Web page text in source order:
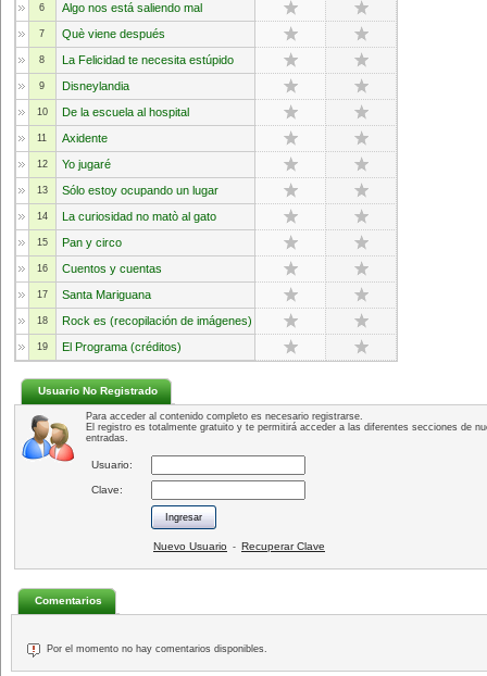
6 Algo nos está saliendo mal
7 Què viene después
8 La Felicidad te necesita estúpido
9 Disneylandia
10 De la escuela al hospital
11 Axidente
12 Yo jugaré
13 Sólo estoy ocupando un lugar
14 La curiosidad no matò al gato
15 Pan y circo
16 Cuentos y cuentas
17 Santa Mariguana
18 Rock es (recopilación de imágenes)
19 El Programa (créditos)
Usuario No Registrado
Para acceder al contenido completo es necesario registrarse.
El registro es totalmente gratuito y te permitirá acceder a las diferentes secciones de
entradas.
Usuario:
Clave:
Nuevo Usuario - Recuperar Clave
Comentarios
Por el momento no hay comentarios disponibles.